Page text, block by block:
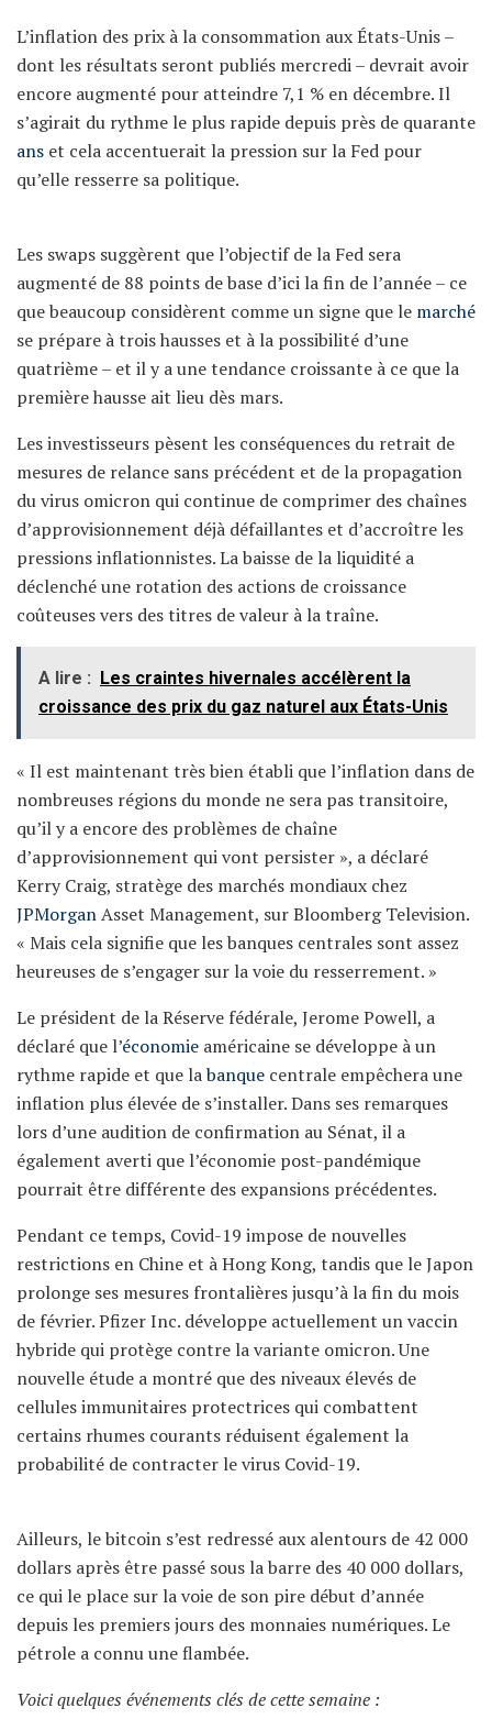
L’inflation des prix à la consommation aux États-Unis –
dont les résultats seront publiés mercredi – devrait avoir
encore augmenté pour atteindre 7,1 % en décembre. Il
s’agirait du rythme le plus rapide depuis près de quarante
ans et cela accentuerait la pression sur la Fed pour
qu’elle resserre sa politique.
Les swaps suggèrent que l’objectif de la Fed sera
augmenté de 88 points de base d’ici la fin de l’année – ce
que beaucoup considèrent comme un signe que le marché
se prépare à trois hausses et à la possibilité d’une
quatrième – et il y a une tendance croissante à ce que la
première hausse ait lieu dès mars.
Les investisseurs pèsent les conséquences du retrait de
mesures de relance sans précédent et de la propagation
du virus omicron qui continue de comprimer des chaînes
d’approvisionnement déjà défaillantes et d’accroître les
pressions inflationnistes. La baisse de la liquidité a
déclenché une rotation des actions de croissance
coûteuses vers des titres de valeur à la traîne.
A lire :
Les craintes hivernales accélèrent la
croissance des prix du gaz naturel aux États-Unis
« Il est maintenant très bien établi que l’inflation dans de
nombreuses régions du monde ne sera pas transitoire,
qu’il y a encore des problèmes de chaîne
d’approvisionnement qui vont persister », a déclaré
Kerry Craig, stratège des marchés mondiaux chez
JPMorganAsset Management, sur Bloomberg Television.
« Mais cela signifie que les banques centrales sont assez
heureuses de s’engager sur la voie du resserrement. »
Le président de la Réserve fédérale, Jerome Powell, a
déclaré que l’économie américaine se développe à un
rythme rapide et que labanque centrale empêchera une
inflation plus élevée de s’installer. Dans ses remarques
lors d’une audition de confirmation au Sénat, il a
également averti que l’économie post-pandémique
pourrait être différente des expansions précédentes.
Pendant ce temps, Covid-19 impose de nouvelles
restrictions en Chine et à Hong Kong, tandis que le Japon
prolonge ses mesures frontalières jusqu’à la fin du mois
de février. Pfizer Inc. développe actuellement un vaccin
hybride qui protège contre la variante omicron. Une
nouvelle étude a montré que des niveaux élevés de
cellules immunitaires protectrices qui combattent
certains rhumes courants réduisent également la
probabilité de contracter le virus Covid-19.
Ailleurs, le bitcoin s’est redressé aux alentours de 42 000
dollars après être passé sous la barre des 40 000 dollars,
ce qui le place sur la voie de son pire début d’année
depuis les premiers jours des monnaies numériques. Le
pétrole a connu une flambée.
Voici quelques événements clés de cette semaine :